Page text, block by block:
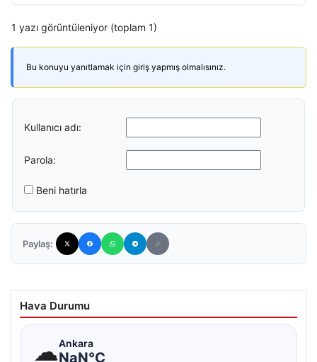
1 yazı görüntüleniyor (toplam 1)
Bu konuyu yanıtlamak için giriş yapmış olmalısınız.
Kullanıcı adı:
Parola:
Beni hatırla
Paylaş:
Hava Durumu
☁Ankara
NaN°C